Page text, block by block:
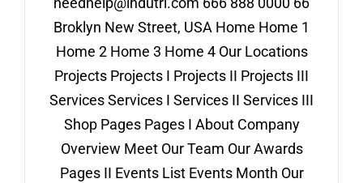
Broklyn New Street, USA Home Home 1
Home 2 Home 3 Home 4 Our Locations
Projects Projects I Projects II Projects III
Services Services I Services II Services III
Shop Pages Pages I About Company
Overview Meet Our Team Our Awards
Pages II Events List Events Month Our